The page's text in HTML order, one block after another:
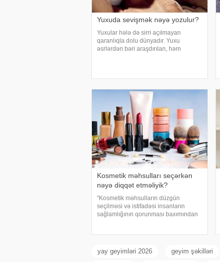
Yuxuda sevişmək nəyə yozulur?
Yuxular hələ də sirri açılmayan
qaranlıqla dolu dünyadır. Yuxu
əsrlərdən bəri araşdırılan, həm
yuxular bəzən də cinsəlikl
Kosmetik məhsulları seçərkən
nəyə diqqət etməliyik?
"Kosmetik məhsulların düzgün
seçilməsi və istifadəsi insanların
sağlamlığının qorunması baxımından
yay geyimləri 2026 geyim şəkilləri